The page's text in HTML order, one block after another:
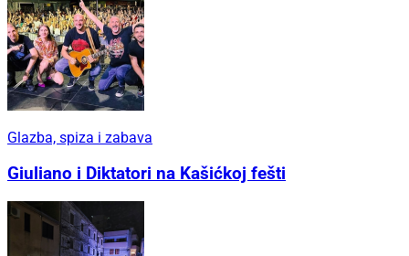
Glazba, spiza i zabava
Giuliano i Diktatori na Kašićkoj fešti